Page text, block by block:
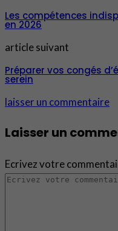
Les compétences
en 2026
article suivant
Préparer vos congés
serein
laisser un commentaire
Laisser un
Ecrivez votre